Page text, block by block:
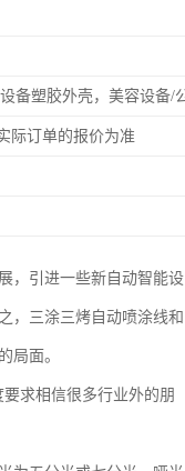
际订单的报价为准
，引进一些新自动智能设
，三涂三烤自动喷涂线和
局面。
求相信很多行业外的朋